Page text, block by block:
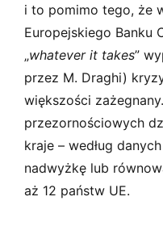
i to pomimo tego, że
Europejskiego Banku
„whatever it takes”
przez M. Draghi)
większości
przezornościowych
kraje – według
nadwyżkę lub
aż 12 państw UE.